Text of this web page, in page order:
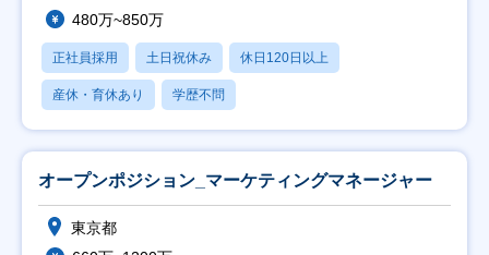
480万~850万
正社員採用 土日祝休み 休日120日以上
産休・育休あり 学歴不問
オープンポジション_マーケティングマネージャー
東京都